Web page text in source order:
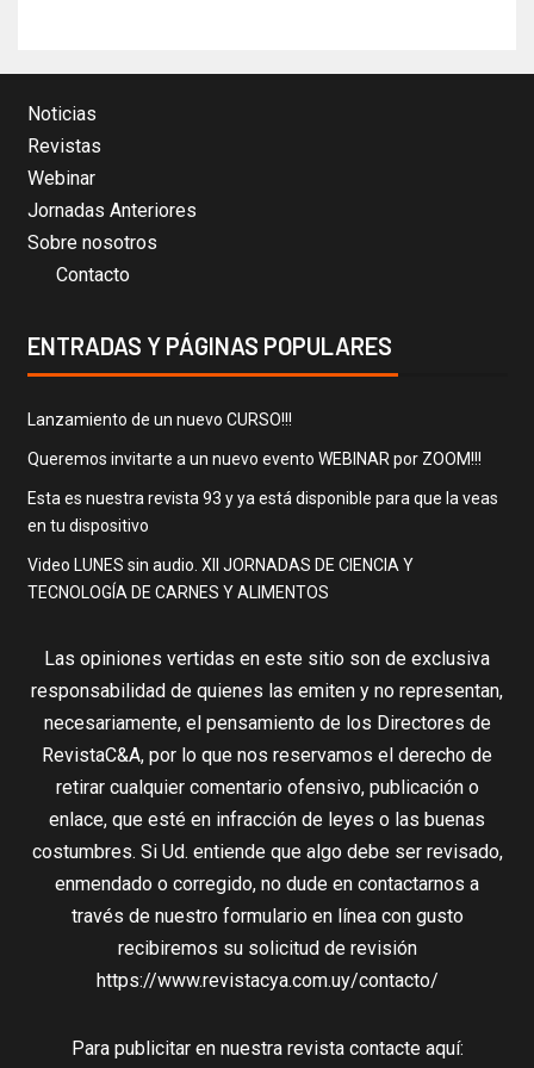
Noticias
Revistas
Webinar
Jornadas Anteriores
Sobre nosotros
Contacto
ENTRADAS Y PÁGINAS POPULARES
Lanzamiento de un nuevo CURSO!!!
Queremos invitarte a un nuevo evento WEBINAR por ZOOM!!!
Esta es nuestra revista 93 y ya está disponible para que la veas
en tu dispositivo
Video LUNES sin audio. XII JORNADAS DE CIENCIA Y
TECNOLOGÍA DE CARNES Y ALIMENTOS
Las opiniones vertidas en este sitio son de exclusiva
responsabilidad de quienes las emiten y no representan,
necesariamente, el pensamiento de los Directores de
RevistaC&A, por lo que nos reservamos el derecho de
retirar cualquier comentario ofensivo, publicación o
enlace, que esté en infracción de leyes o las buenas
costumbres. Si Ud. entiende que algo debe ser revisado,
enmendado o corregido, no dude en contactarnos a
través de nuestro formulario en línea con gusto
recibiremos su solicitud de revisión
https://www.revistacya.com.uy/contacto/
Para publicitar en nuestra revista contacte aquí: